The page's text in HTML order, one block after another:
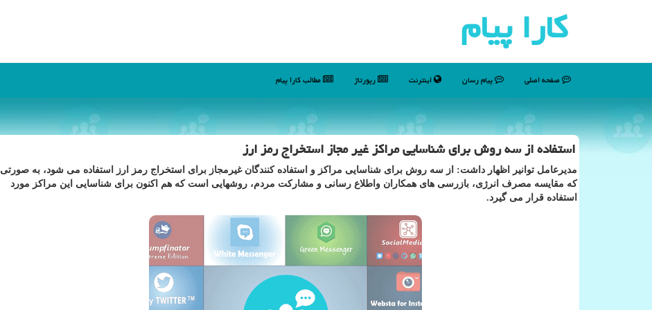
كارا پیام
صفحه اصلی پیام رسان اینترنت رپورتاژ مطالب كارا پیام
استفاده از سه روش برای شناسایی مراكز غیر مجاز استخراج رمز ارز
مدیرعامل توانیر اظهار داشت: از سه روش برای شناسایی مراکز و استفاده کنندگان غیرمجاز برای استخراج رمز ارز استفاده می شود، به صورتی
که مقایسه مصرف انرژی، بازرسی های همکاران واطلاع رسانی و مشارکت مردم، روشهایی است که هم اکنون برای شناسایی این مراکز مورد
استفاده قرار می گیرد.